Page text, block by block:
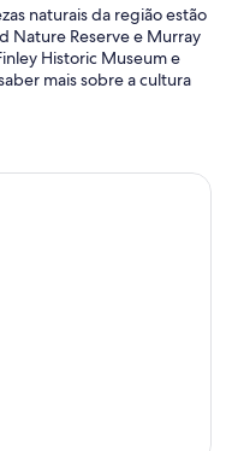
naturais da região estão
Nature Reserve e Murray
Historic Museum e
mais sobre a cultura